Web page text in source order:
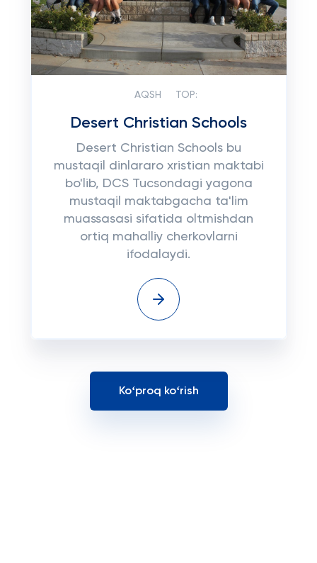
AQSH TOP:
Desert Christian Schools
Desert Christian Schools bu
mustaqil dinlararo xristian maktabi
bo'lib, DCS Tucsondagi yagona
mustaqil maktabgacha ta'lim
muassasasi sifatida oltmishdan
ortiq mahalliy cherkovlarni
ifodalaydi.
Koʻproq koʻrish